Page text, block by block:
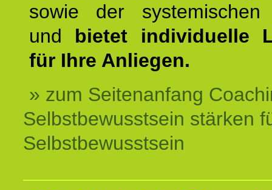
sowie der systemischen
und bietet individuelle
für Ihre Anliegen.
» zum Seitenanfang
Selbstbewusstsein stärken
Selbstbewusstsein